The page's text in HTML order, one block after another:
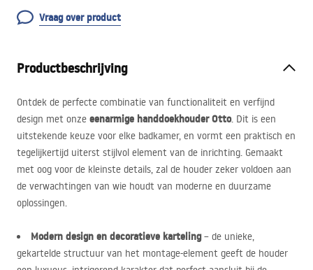
Vraag over product
Productbeschrijving
Ontdek de perfecte combinatie van functionaliteit en verfijnd
design met onze eenarmige handdoekhouder Otto. Dit is een
uitstekende keuze voor elke badkamer, en vormt een praktisch en
tegelijkertijd uiterst stijlvol element van de inrichting. Gemaakt
met oog voor de kleinste details, zal de houder zeker voldoen aan
de verwachtingen van wie houdt van moderne en duurzame
oplossingen.
Modern design en decoratieve karteling– de unieke,
gekartelde structuur van het montage-element geeft de houder